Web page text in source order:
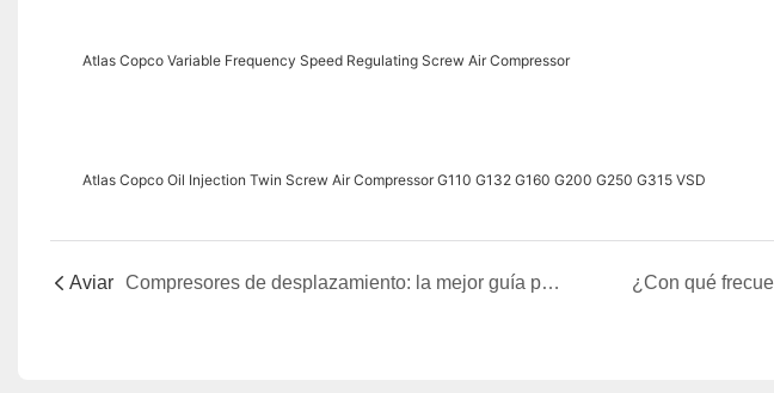
Atlas Copco Variable Frequency Speed Regulating Screw Air Compressor
Atlas Copco Oil Injection Twin Screw Air Compressor G110 G132 G160 G200 G250 G315 VSD
Aviar Compresores de desplazamiento: la mejor guía para la compresión de aire tranquila, eficiente y sin aceite